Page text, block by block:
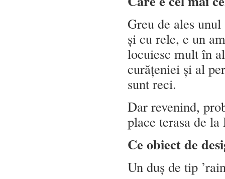
Greu de ales
și cu rele, e un
locuiesc mult în
curățeniei și al
sunt reci.
Dar revenind,
place terasa de
Ce obiect de
Un duș de tip